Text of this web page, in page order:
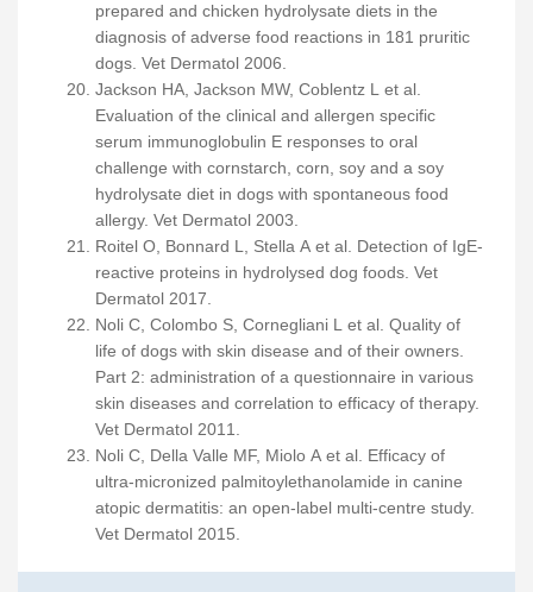
prepared and chicken hydrolysate diets in the
diagnosis of adverse food reactions in 181 pruritic
dogs. Vet Dermatol 2006.
Jackson HA, Jackson MW, Coblentz L et al.
Evaluation of the clinical and allergen specific
serum immunoglobulin E responses to oral
challenge with cornstarch, corn, soy and a soy
hydrolysate diet in dogs with spontaneous food
allergy. Vet Dermatol 2003.
Roitel O, Bonnard L, Stella A et al. Detection of IgE-
reactive proteins in hydrolysed dog foods. Vet
Dermatol 2017.
Noli C, Colombo S, Cornegliani L et al. Quality of
life of dogs with skin disease and of their owners.
Part 2: administration of a questionnaire in various
skin diseases and correlation to efficacy of therapy.
Vet Dermatol 2011.
Noli C, Della Valle MF, Miolo A et al. Efficacy of
ultra-micronized palmitoylethanolamide in canine
atopic dermatitis: an open-label multi-centre study.
Vet Dermatol 2015.